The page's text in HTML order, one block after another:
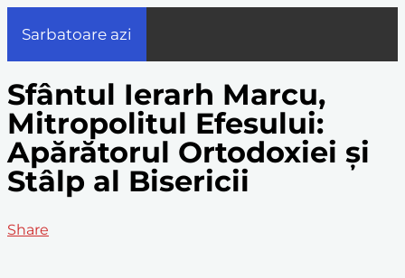
Sarbatoare azi
Sfântul Ierarh Marcu,
Mitropolitul Efesului:
Apărătorul Ortodoxiei și
Stâlp al Bisericii
Share